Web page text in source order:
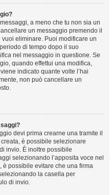
a meno che tu non sia un
un messaggio premendo il
eliminare. Puoi modificare un
di tempo dopo il suo
nel messaggio in questione. Se
quando effettui una modifica,
indicato quante volte l’hai
non può cancellare un
devi prima crearne una tramite il
è possibile selezionare
invio. È inoltre possibile
selezionando l’apposita voce nel
è possibile evitare che una firma
la casella per
di invio.